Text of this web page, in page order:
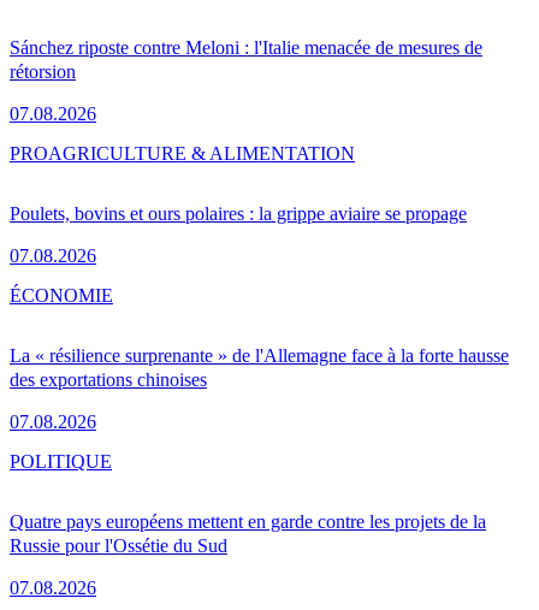
Sánchez riposte contre Meloni : l'Italie menacée de mesures de
rétorsion
07.08.2026
Poulets, bovins et ours polaires : la grippe aviaire se propage
07.08.2026
PROAGRICULTURE & ALIMENTATION
La « résilience surprenante » de l'Allemagne face à la forte hausse
des exportations chinoises
07.08.2026
ÉCONOMIE
Quatre pays européens mettent en garde contre les projets de la
Russie pour l'Ossétie du Sud
07.08.2026
POLITIQUE